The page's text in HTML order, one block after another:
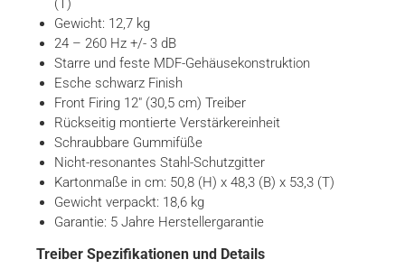
(T)
Gewicht: 12,7 kg
24 – 260 Hz +/- 3 dB
Starre und feste MDF-Gehäusekonstruktion
Esche schwarz Finish
Front Firing 12″ (30,5 cm) Treiber
Rückseitig montierte Verstärkereinheit
Schraubbare Gummifüße
Nicht-resonantes Stahl-Schutzgitter
Kartonmaße in cm: 50,8 (H) x 48,3 (B) x 53,3 (T)
Gewicht verpackt: 18,6 kg
Garantie: 5 Jahre Herstellergarantie
Treiber Spezifikationen und Details